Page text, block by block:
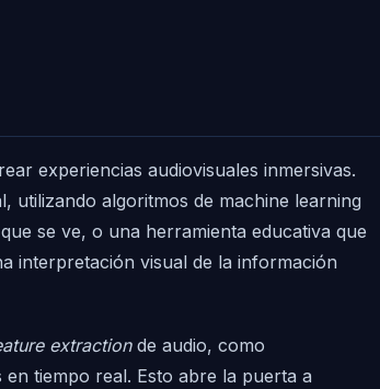
experiencias audiovisuales inmersivas.
utilizando algoritmos de machine learning
se ve, o una herramienta educativa que
interpretación visual de la información
extractionde audio, como
tiempo real. Esto abre la puerta a